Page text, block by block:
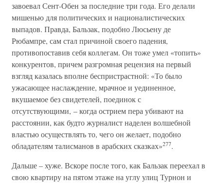
завоевал Сент-Обен за последние три года. Его делали
мишенью для политических и националистических
выпадов. Правда, Бальзак, подобно Люсьену де
Рюбампре, сам стал причиной своего падения,
противопоставив себя коллегам. Он тоже умел «топить»
конкурентов, причем разгромная рецензия на первый
взгляд казалась вполне беспристрастной: «То было
ужасающее наслаждение, мрачное и уединенное,
вкушаемое без свидетелей, поединок с
отсутствующими, – когда острием пера убивают на
расстоянии, как будто журналист наделен волшебной
властью осуществлять то, чего он желает, подобно
обладателям талисманов в арабских сказках»277.
Дальше – хуже. Вскоре после того, как Бальзак переехал в
свою квартиру на пятом этаже на углу улиц Турнон и